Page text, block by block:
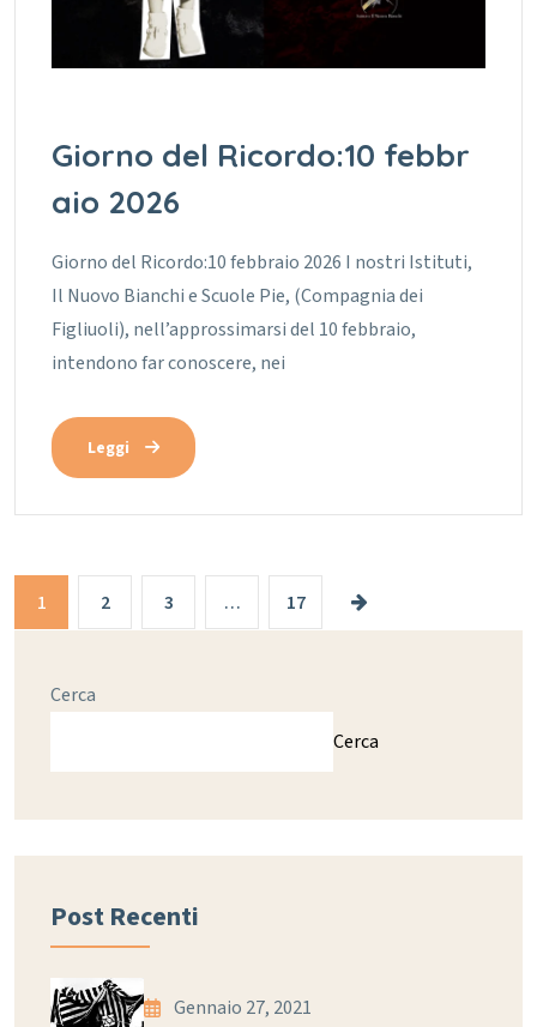
Giorno del Ricordo:10 febbr
aio 2026
Giorno del Ricordo:10 febbraio 2026 I nostri Istituti,
Il Nuovo Bianchi e Scuole Pie, (Compagnia dei
Figliuoli), nell’approssimarsi del 10 febbraio,
intendono far conoscere, nei
Leggi
1 2 3 … 17
Cerca
Cerca
Post Recenti
Gennaio 27, 2021